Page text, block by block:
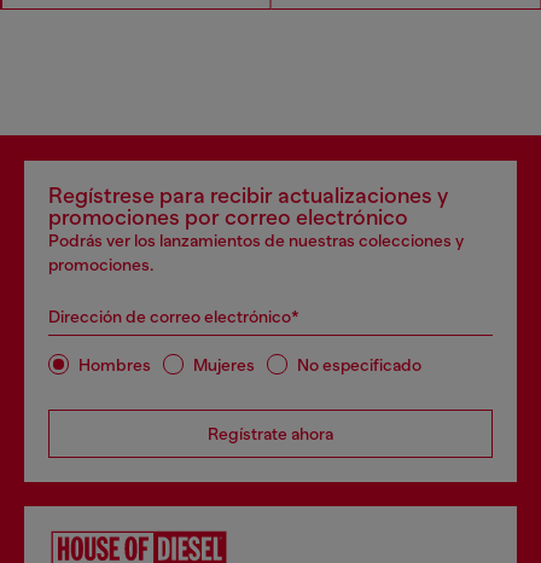
Regístrese para recibir actualizaciones y
promociones por correo electrónico
Podrás ver los lanzamientos de nuestras colecciones y
promociones.
Dirección de correo electrónico*
Hombres Mujeres No especificado
Regístrate ahora